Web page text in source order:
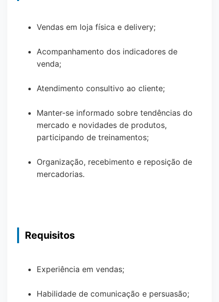
Vendas em loja física e delivery;
Acompanhamento dos indicadores de
venda;
Atendimento consultivo ao cliente;
Manter-se informado sobre tendências do
mercado e novidades de produtos,
participando de treinamentos;
Organização, recebimento e reposição de
mercadorias.
Requisitos
Experiência em vendas;
Habilidade de comunicação e persuasão;